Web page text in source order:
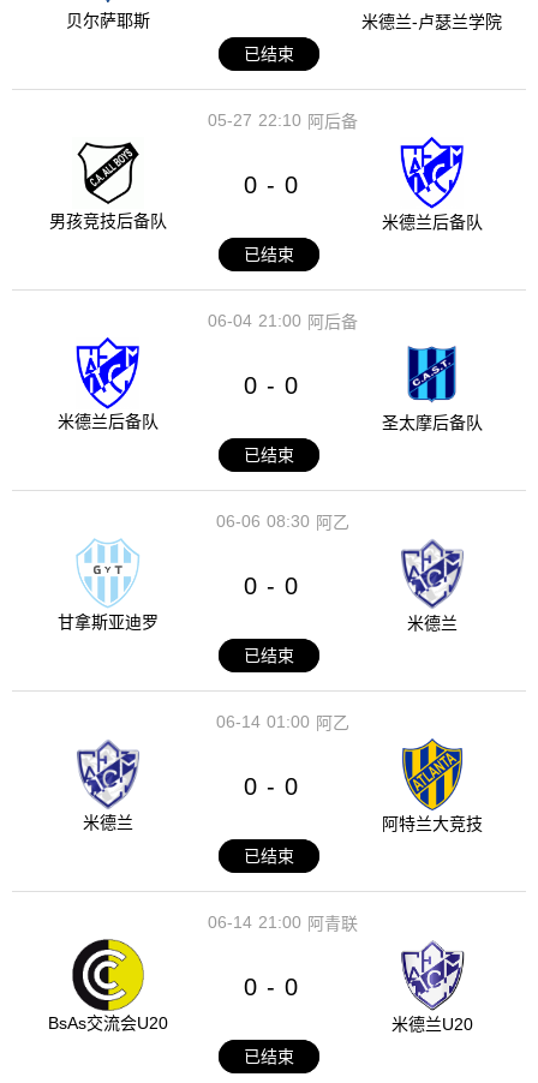
贝尔萨耶斯
米德兰-卢瑟兰学院
已结束
22:10
05-27 阿后备
男孩竞技后备队
0 - 0
米德兰后备队
已结束
21:00
06-04 阿后备
米德兰后备队
0 - 0
圣太摩后备队
已结束
08:30
06-06 阿乙
甘拿斯亚迪罗
0 - 0
米德兰
已结束
01:00
06-14 阿乙
米德兰
0 - 0
阿特兰大竞技
已结束
21:00
06-14 阿青联
BsAs交流会U20
0 - 0
米德兰U20
已结束